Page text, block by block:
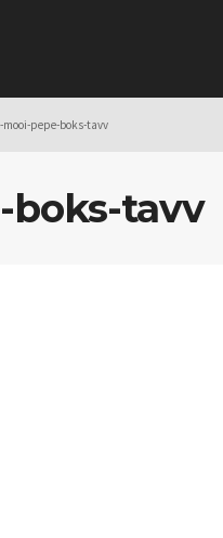
mooi-pepe-boks-tavv
boks-tavv